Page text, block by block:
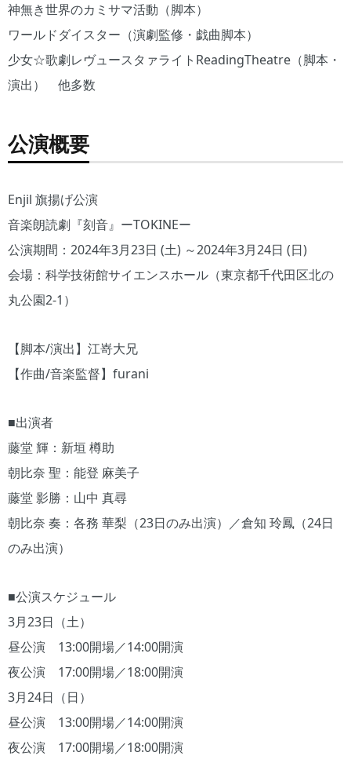
神無き世界のカミサマ活動（脚本）
ワールドダイスター（演劇監修・戯曲脚本）
少女☆歌劇レヴュースタァライトReadingTheatre（脚本・
演出） 他多数
公演概要
Enjil 旗揚げ公演
音楽朗読劇『刻音』ーTOKINEー
公演期間：2024年3月23日 (土) ～2024年3月24日 (日)
会場：科学技術館サイエンスホール（東京都千代田区北の
丸公園2-1）
【脚本/演出】江嵜大兄
【作曲/音楽監督】furani
■出演者
藤堂 輝：新垣 樽助
朝比奈 聖：能登 麻美子
藤堂 影勝：山中 真尋
朝比奈 奏：各務 華梨（23日のみ出演）／倉知 玲鳳（24日
のみ出演）
■公演スケジュール
3月23日（土）
昼公演 13:00開場／14:00開演
夜公演 17:00開場／18:00開演
3月24日（日）​
昼公演 13:00開場／14:00開演
夜公演 17:00開場／18:00開演